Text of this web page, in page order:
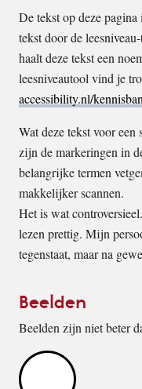
De tekst op deze
tekst door de
haalt deze tekst een
leesniveautool vind je
accessibility.nl/
Wat deze tekst voor
zijn de markeringen in
belangrijke termen
makkelijker scannen.
Het is wat
lezen prettig. Mijn
tegenstaat, maar na
Beelden
Beelden zijn niet beter